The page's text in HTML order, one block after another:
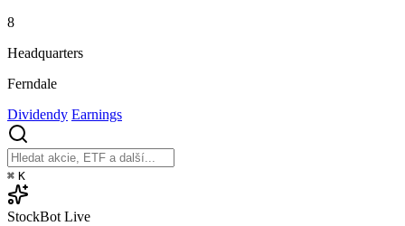
8
Headquarters
Ferndale
Dividendy Earnings
⌘ K
StockBot Live